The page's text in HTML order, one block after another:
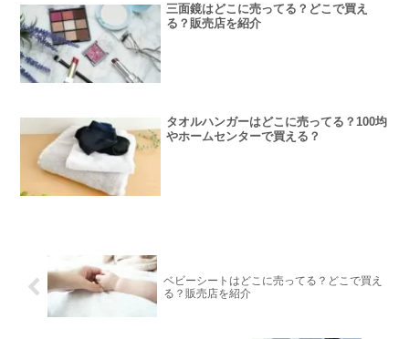
三面鏡はどこに売ってる？どこで買え
る？販売店を紹介
タオルハンガーはどこに売ってる？100均
やホームセンターで買える？
ベビーシートはどこに売ってる？どこで買え
る？販売店を紹介